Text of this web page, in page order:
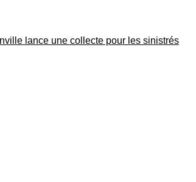
lance une collecte pour les sinistrés